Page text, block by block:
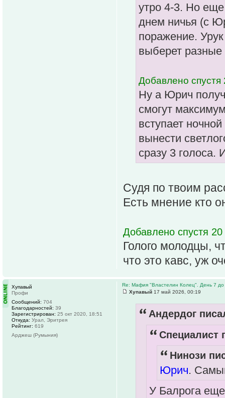
утро 4-3. Но
днем ничья (с
поражение.
выберет
Добавлено
Ну а Юрич
смогут
вступает
вынести
сразу 3 голоса.
Судя по твоим
Есть мнение кто
Добавлено спустя
Голого молодцы,
что это кавс, уж
Re: Мафия "Властелин Колец". День 7 до
Хупавый 17 май 2026, 00:19
Андердог
Специалист
Нинози
Юрич.
У Балрога еще
Хупавый
Профи
Сообщений: 704
Благодарностей: 39
Зарегистрирован: 25 окт 2020, 18:51
Откуда: Урал, Эритрея
Рейтинг: 619
Арджеш (Румыния)